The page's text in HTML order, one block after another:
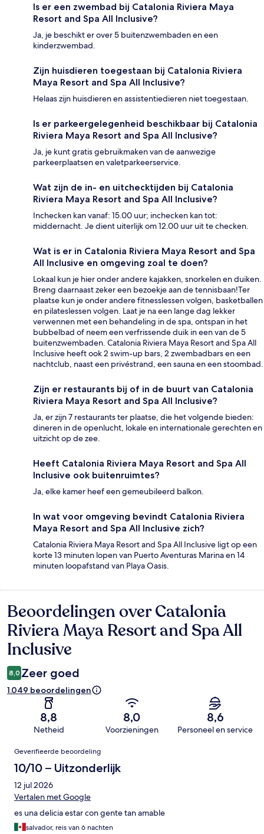
Is er een zwembad bij Catalonia Riviera Maya
Resort and Spa All Inclusive?
Ja, je beschikt er over 5 buitenzwembaden en een
kinderzwembad.
Zijn huisdieren toegestaan bij Catalonia Riviera
Maya Resort and Spa All Inclusive?
Helaas zijn huisdieren en assistentiedieren niet toegestaan.
Is er parkeergelegenheid beschikbaar bij Catalonia
Riviera Maya Resort and Spa All Inclusive?
Ja, je kunt gratis gebruikmaken van de aanwezige
parkeerplaatsen en valetparkeerservice.
Wat zijn de in- en uitchecktijden bij Catalonia
Riviera Maya Resort and Spa All Inclusive?
Inchecken kan vanaf: 15.00 uur; inchecken kan tot:
middernacht. Je dient uiterlijk om 12.00 uur uit te checken.
Wat is er in Catalonia Riviera Maya Resort and Spa
All Inclusive en omgeving zoal te doen?
Lokaal kun je hier onder andere kajakken, snorkelen en duiken.
Breng daarnaast zeker een bezoekje aan de tennisbaan!Ter
plaatse kun je onder andere fitnesslessen volgen, basketballen
en pilateslessen volgen. Laat je na een lange dag lekker
verwennen met een behandeling in de spa, ontspan in het
bubbelbad of neem een verfrissende duik in een van de 5
buitenzwembaden. Catalonia Riviera Maya Resort and Spa All
Inclusive heeft ook 2 swim-up bars, 2 zwembadbars en een
nachtclub, naast een privéstrand, een sauna en een stoombad.
Zijn er restaurants bij of in de buurt van Catalonia
Riviera Maya Resort and Spa All Inclusive?
Ja, er zijn 7 restaurants ter plaatse, die het volgende bieden:
dineren in de openlucht, lokale en internationale gerechten en
uitzicht op de zee.
Heeft Catalonia Riviera Maya Resort and Spa All
Inclusive ook buitenruimtes?
Ja, elke kamer heef een gemeubileerd balkon.
In wat voor omgeving bevindt Catalonia Riviera
Maya Resort and Spa All Inclusive zich?
Catalonia Riviera Maya Resort and Spa All Inclusive ligt op een
korte 13 minuten lopen van Puerto Aventuras Marina en 14
minuten loopafstand van Playa Oasis.
Beoordelingen
Beoordelingen over Catalonia
Riviera Maya Resort and Spa All
Inclusive
8,0 Zeer goed
1.049 beoordelingen
8,8
Netheid
8,0
Voorzieningen
8,6
Personeel en service
Beoordelingen
Geverifieerde beoordeling
10/10 – Uitzonderlijk
12 jul 2026
Vertalen met Google
es una delicia estar con gente tan amable
salvador, reis van 6 nachten